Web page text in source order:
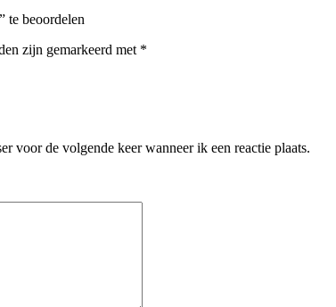
te beoordelen
zijn gemarkeerd met *
voor de volgende keer wanneer ik een reactie plaats.